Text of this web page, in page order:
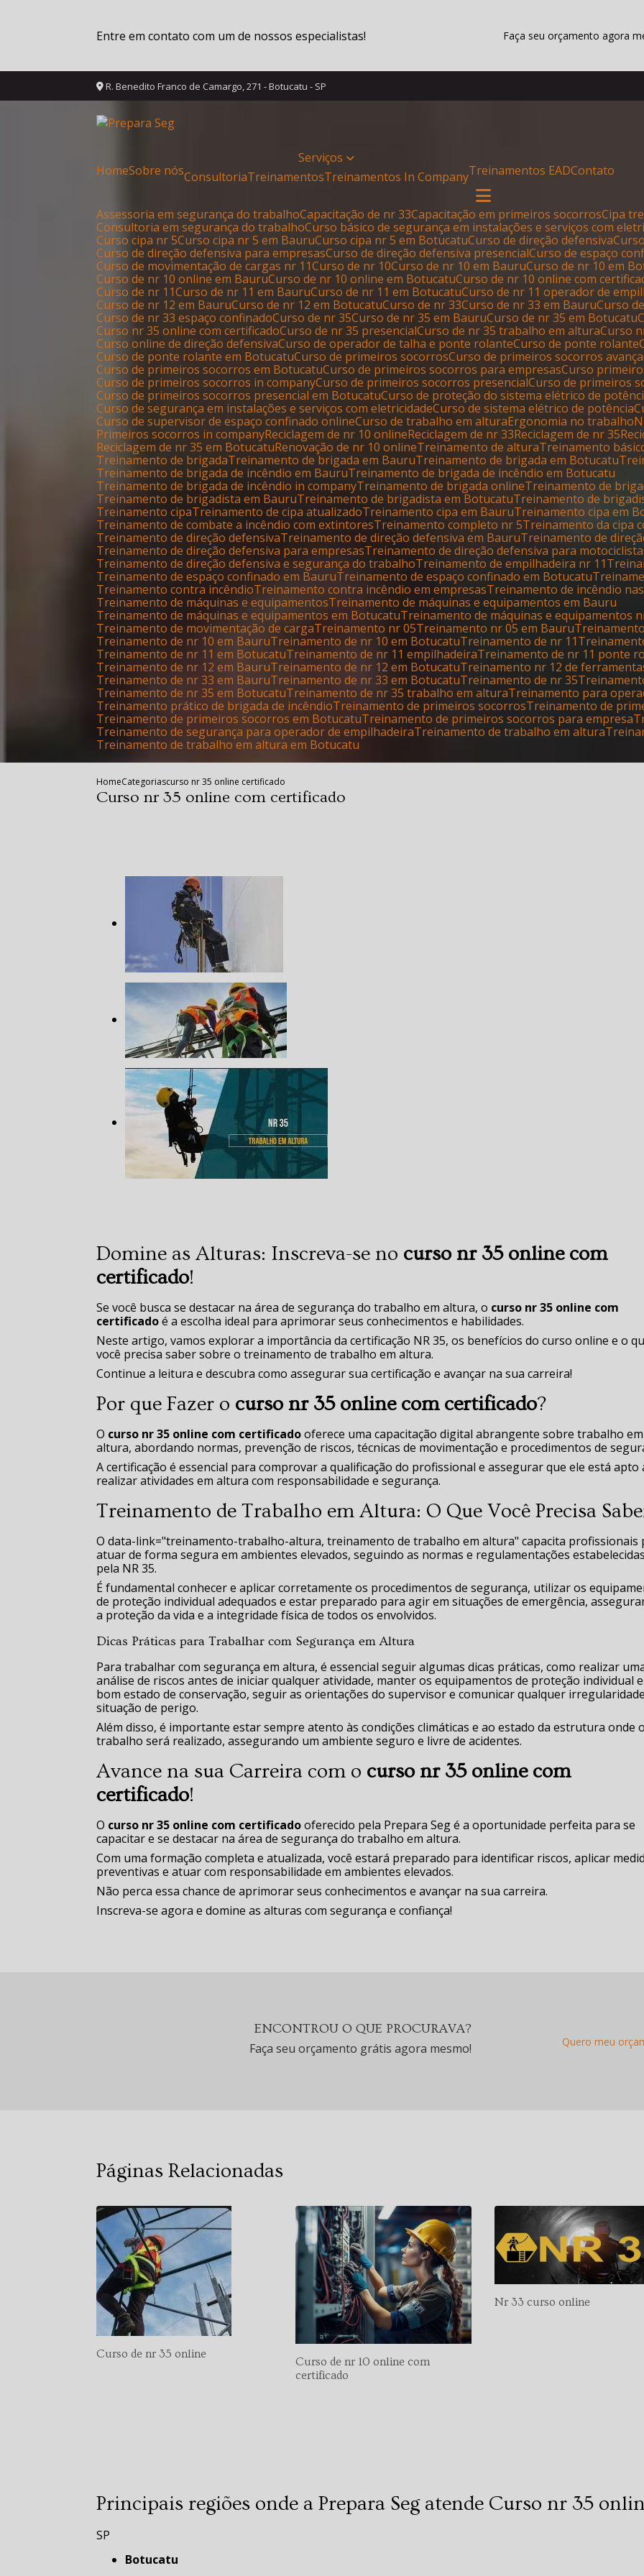
Entre em contato com um de nossos especialistas! Faça seu orçamento agora
R. Benedito Franco de Camargo, 271 - Botucatu - SP
Home Sobre nós
Serviços
Consultoria Treinamentos Treinamentos In Company Treinamentos EAD Contato
Assessoria em segurança do trabalho Capacitação de nr 33 Capacitação em primeiros socorros Cipa
Consultoria em segurança do trabalho Curso básico de segurança em instalações e serviços com
Curso cipa nr 5 Curso cipa nr 5 em Bauru Curso cipa nr 5 em Botucatu Curso de direção defensiva
Curso de direção defensiva para empresas Curso de direção defensiva presencial Curso de espaço
Curso de movimentação de cargas nr 11 Curso de nr 10 Curso de nr 10 em Bauru Curso de nr 10 em
Curso de nr 10 online em Bauru Curso de nr 10 online em Botucatu Curso de nr 10 online com
Curso de nr 11 Curso de nr 11 em Bauru Curso de nr 11 em Botucatu Curso de nr 11 operador de
Curso de nr 12 em Bauru Curso de nr 12 em Botucatu Curso de nr 33 Curso de nr 33 em Bauru Curso
Curso de nr 33 espaço confinado Curso de nr 35 Curso de nr 35 em Bauru Curso de nr 35 em Botucatu
Curso nr 35 online com certificado Curso de nr 35 presencial Curso de nr 35 trabalho em altura Curso
Curso online de direção defensiva Curso de operador de talha e ponte rolante Curso de ponte rolante
Curso de ponte rolante em Botucatu Curso de primeiros socorros Curso de primeiros socorros
Curso de primeiros socorros em Botucatu Curso de primeiros socorros para empresas Curso
Curso de primeiros socorros in company Curso de primeiros socorros presencial Curso de primeiros
Curso de primeiros socorros presencial em Botucatu Curso de proteção do sistema elétrico de
Curso de segurança em instalações e serviços com eletricidade Curso de sistema elétrico de potência
Curso de supervisor de espaço confinado online Curso de trabalho em altura Ergonomia no trabalho
Primeiros socorros in company Reciclagem de nr 10 online Reciclagem de nr 33 Reciclagem de nr 35
Reciclagem de nr 35 em Botucatu Renovação de nr 10 online Treinamento de altura Treinamento
Treinamento de brigada Treinamento de brigada em Bauru Treinamento de brigada em Botucatu
Treinamento de brigada de incêndio em Bauru Treinamento de brigada de incêndio em Botucatu
Treinamento de brigada de incêndio in company Treinamento de brigada online Treinamento de
Treinamento de brigadista em Bauru Treinamento de brigadista em Botucatu Treinamento de
Treinamento cipa Treinamento de cipa atualizado Treinamento cipa em Bauru Treinamento cipa em
Treinamento de combate a incêndio com extintores Treinamento completo nr 5 Treinamento da cipa
Treinamento de direção defensiva Treinamento de direção defensiva em Bauru Treinamento de
Treinamento de direção defensiva para empresas Treinamento de direção defensiva para
Treinamento de direção defensiva e segurança do trabalho Treinamento de empilhadeira nr 11
Treinamento de espaço confinado em Bauru Treinamento de espaço confinado em Botucatu
Treinamento contra incêndio Treinamento contra incêndio em empresas Treinamento de incêndio
Treinamento de máquinas e equipamentos Treinamento de máquinas e equipamentos em Bauru
Treinamento de máquinas e equipamentos em Botucatu Treinamento de máquinas e equipamentos
Treinamento de movimentação de carga Treinamento nr 05 Treinamento nr 05 em Bauru
Treinamento de nr 10 em Bauru Treinamento de nr 10 em Botucatu Treinamento de nr 11
Treinamento de nr 11 em Botucatu Treinamento de nr 11 empilhadeira Treinamento de nr 11 ponte
Treinamento de nr 12 em Bauru Treinamento de nr 12 em Botucatu Treinamento nr 12 de
Treinamento de nr 33 em Bauru Treinamento de nr 33 em Botucatu Treinamento de nr 35
Treinamento de nr 35 em Botucatu Treinamento de nr 35 trabalho em altura Treinamento para
Treinamento prático de brigada de incêndio Treinamento de primeiros socorros Treinamento de
Treinamento de primeiros socorros em Botucatu Treinamento de primeiros socorros para empresa
Treinamento de segurança para operador de empilhadeira Treinamento de trabalho em altura
Treinamento de trabalho em altura em Botucatu
HomeCategoriascurso nr 35 online certificado
Curso nr 35 online com certificado
Domine as Alturas: Inscreva-se no curso nr 35 online com
certificado!
Se você busca se destacar na área de segurança do trabalho em altura, o curso nr 35 online com
certificadoé a escolha ideal para aprimorar seus conhecimentos e habilidades.
Neste artigo, vamos explorar a importância da certificação NR 35, os benefícios do curso online e o
você precisa saber sobre o treinamento de trabalho em altura.
Continue a leitura e descubra como assegurar sua certificação e avançar na sua carreira!
Por que Fazer o curso nr 35 online com certificado?
O curso nr 35 online com certificadooferece uma capacitação digital abrangente sobre trabalho em
altura, abordando normas, prevenção de riscos, técnicas de movimentação e procedimentos de
A certificação é essencial para comprovar a qualificação do profissional e assegurar que ele está apto
realizar atividades em altura com responsabilidade e segurança.
Treinamento de Trabalho em Altura: O Que Você Precisa
O data-link="treinamento-trabalho-altura, treinamento de trabalho em altura" capacita profissionais
atuar de forma segura em ambientes elevados, seguindo as normas e regulamentações estabelecidas
pela NR 35.
É fundamental conhecer e aplicar corretamente os procedimentos de segurança, utilizar os
de proteção individual adequados e estar preparado para agir em situações de emergência,
a proteção da vida e a integridade física de todos os envolvidos.
Dicas Práticas para Trabalhar com Segurança em Altura
Para trabalhar com segurança em altura, é essencial seguir algumas dicas práticas, como realizar
análise de riscos antes de iniciar qualquer atividade, manter os equipamentos de proteção individual
bom estado de conservação, seguir as orientações do supervisor e comunicar qualquer
situação de perigo.
Além disso, é importante estar sempre atento às condições climáticas e ao estado da estrutura onde o
trabalho será realizado, assegurando um ambiente seguro e livre de acidentes.
Avance na sua Carreira com o curso nr 35 online com
certificado!
O curso nr 35 online com certificadooferecido pela Prepara Seg é a oportunidade perfeita para se
capacitar e se destacar na área de segurança do trabalho em altura.
Com uma formação completa e atualizada, você estará preparado para identificar riscos, aplicar
preventivas e atuar com responsabilidade em ambientes elevados.
Não perca essa chance de aprimorar seus conhecimentos e avançar na sua carreira.
Inscreva-se agora e domine as alturas com segurança e confiança!
ENCONTROU O QUE PROCURAVA?
Faça seu orçamento grátis agora mesmo! Quero meu
Páginas Relacionadas
Curso de nr 35 online
Curso de nr 10 online com
certificado
Nr 33 curso online
Principais regiões onde a Prepara Seg atende Curso nr 35
SP
Botucatu